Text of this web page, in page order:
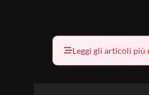
Leggi gli articoli più